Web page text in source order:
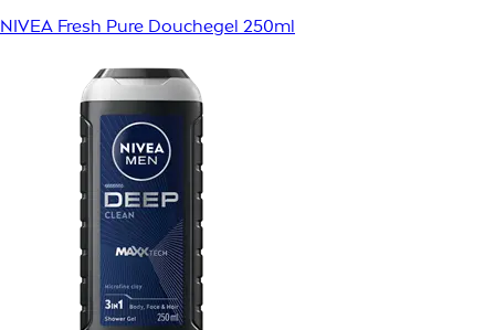
NIVEA Fresh Pure Douchegel 250ml